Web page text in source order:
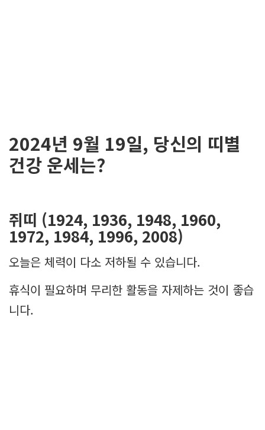
2024년 9월 19일, 당신의 띠별
건강 운세는?
쥐띠 (1924, 1936, 1948, 1960,
1972, 1984, 1996, 2008)
오늘은 체력이 다소 저하될 수 있습니다.
휴식이 필요하며 무리한 활동을 자제하는 것이 좋습
니다.